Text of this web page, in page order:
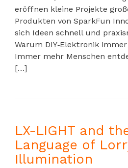
eröffnen kleine Projekte
Produkten von SparkFun
sich Ideen schnell und
Warum DIY‑Elektronik
Immer mehr Menschen
[…]
LX-LIGHT and
Language of
Illumination